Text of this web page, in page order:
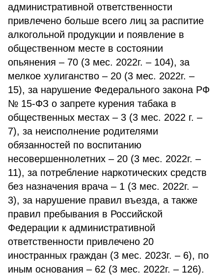
административной ответственности
привлечено больше всего лиц за распитие
алкогольной продукции и появление в
общественном месте в состоянии
опьянения – 70 (3 мес. 2022г. – 104), за
мелкое хулиганство – 20 (3 мес. 2022г. –
15), за нарушение Федерального закона РФ
№ 15-ФЗ о запрете курения табака в
общественных местах – 3 (3 мес. 2022 г. –
7), за неисполнение родителями
обязанностей по воспитанию
несовершеннолетних – 20 (3 мес. 2022г. –
11), за потребление наркотических средств
без назначения врача – 1 (3 мес. 2022г. –
3), за нарушение правил въезда, а также
правил пребывания в Российской
Федерации к административной
ответственности привлечено 20
иностранных граждан (3 мес. 2023г. – 6), по
иным основания – 62 (3 мес. 2022г. – 126).